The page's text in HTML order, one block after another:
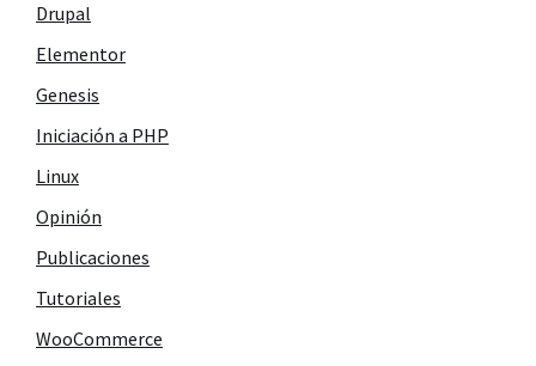
Drupal
Elementor
Genesis
Iniciación a PHP
Linux
Opinión
Publicaciones
Tutoriales
WooCommerce